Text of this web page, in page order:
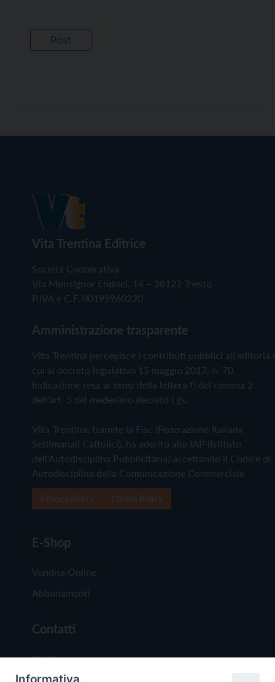
Vita Trentina Editrice
Società Cooperativa
Via Monsignor Endrici, 14 – 38122 Trento
P.IVA e C.F. 00199960220
Amministrazione trasparente
Vita Trentina percepisce i contributi pubblici all'editoria
cui al decreto legislativo 15 maggio 2017, n. 70.
Indicazione resa ai sensi della lettera f) del comma 2
dell'art. 5 del medesimo decreto Lgs.
Vita Trentina, tramite la Fisc (Federazione Italiana
Settimanali Cattolici), ha aderito allo IAP (Istituto
dell'Autodisciplina Pubblicitaria) accettando il Codice di
Autodisciplina della Comunicazione Commerciale
E-Shop
Vendita Online
Abbonamenti
Contatti
Chi Siamo
Redazione